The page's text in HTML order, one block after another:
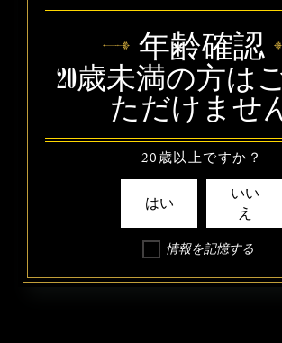
年齢確認
20歳未満の方は
ただけませ
20歳以上ですか？
はい
いい
え
情報を記憶する